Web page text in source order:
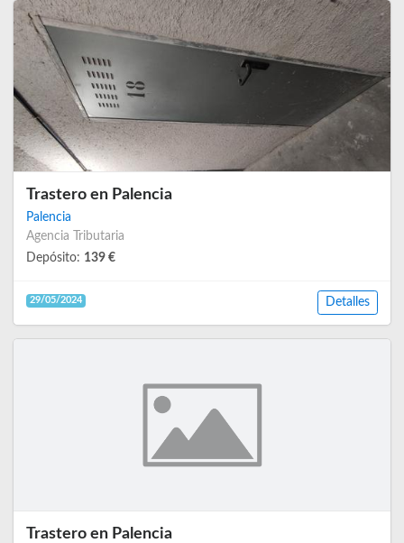
Trastero en Palencia
Palencia
Agencia Tributaria
Depósito: 139 €
29/05/2024 Detalles
Trastero en Palencia